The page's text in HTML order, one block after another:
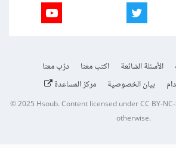
الأسئلة الشائعة اكتب معنا
درّب معنا
بيان الخصوصية مركز المساعدة
© 2025Hsoub.Content licensed underCC BY-
otherwise.